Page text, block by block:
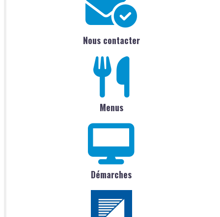
Nous contacter
Menus
Démarches